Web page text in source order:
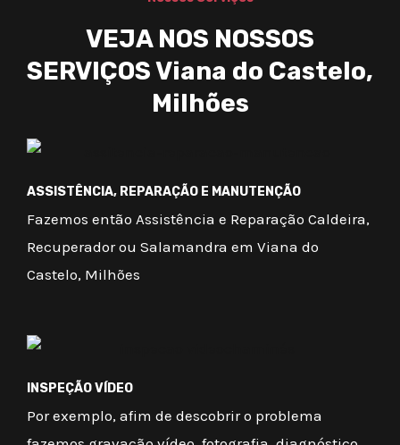
VEJA NOS NOSSOS
SERVIÇOS Viana do Castelo,
Milhões
ASSISTÊNCIA, REPARAÇÃO E MANUTENÇÃO
Fazemos então Assistência e Reparação Caldeira,
Recuperador ou Salamandra em Viana do
Castelo, Milhões
INSPEÇÃO VÍDEO
Por exemplo, afim de descobrir o problema